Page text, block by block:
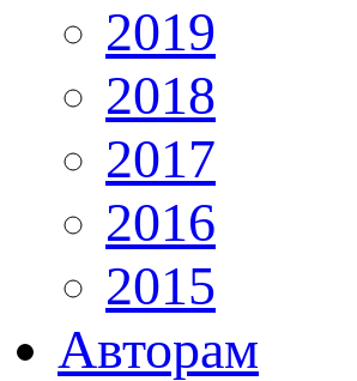
2019
2018
2017
2016
2015
Авторам